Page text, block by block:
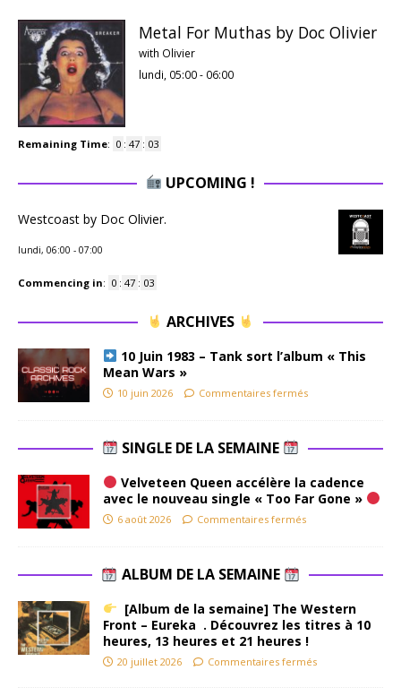
Metal For Muthas by Doc Olivier
with Olivier
lundi, 05:00- 06:00
Remaining Time: 0 : 47 : 02
UPCOMING !
Westcoast by Doc Olivier.
lundi, 06:00 - 07:00
Commencing in: 0 : 47 : 02
ARCHIVES
10 Juin 1983 – Tank sort l’album « This
Mean Wars »
10 juin 2026 Commentaires fermés
SINGLE DE LA SEMAINE
Velveteen Queen accélère la cadence
avec le nouveau single « Too Far Gone »
6 août 2026 Commentaires fermés
ALBUM DE LA SEMAINE
[Album de la semaine] The Western
Front – Eureka . Découvrez les titres à 10
heures, 13 heures et 21 heures !
20 juillet 2026 Commentaires fermés